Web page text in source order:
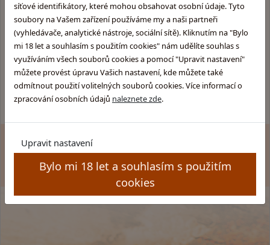
síťové identifikátory, které mohou obsahovat osobní údaje. Tyto
soubory na Vašem zařízení používáme my a naši partneři
(vyhledávače, analytické nástroje, sociální sítě). Kliknutím na "Bylo
mi 18 let a souhlasím s použitím cookies" nám udělíte souhlas s
využíváním všech souborů cookies a pomocí "Upravit nastavení"
můžete provést úpravu Vašich nastavení, kde můžete také
odmítnout použití volitelných souborů cookies. Více informací o
zpracování osobních údajů naleznete zde.
Upravit nastavení
Bylo mi 18 let a souhlasím s použitím
cookies
Informace pro Vás:
Provozovatel obchodu
Obchodní podmínky
Ochrana osobních údajů
Kamenný obchod
Pravidla soutěže
Skupina obchodů
Glentyno:
Skotska-whisky.cz
Rumy.cz
Brandy.cz
Pozitek.cz
Zákaz prodeje alkoholu osobám mladším 18 let. Copyright
© GLENTYNO s.r.o. Všechna práva vyhrazena. All rights
reserved.